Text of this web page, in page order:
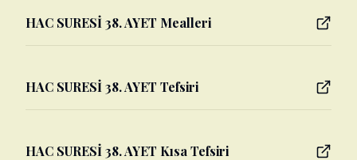
HAC SURESİ 38. AYET Mealleri
HAC SURESİ 38. AYET Tefsiri
HAC SURESİ 38. AYET Kısa Tefsiri